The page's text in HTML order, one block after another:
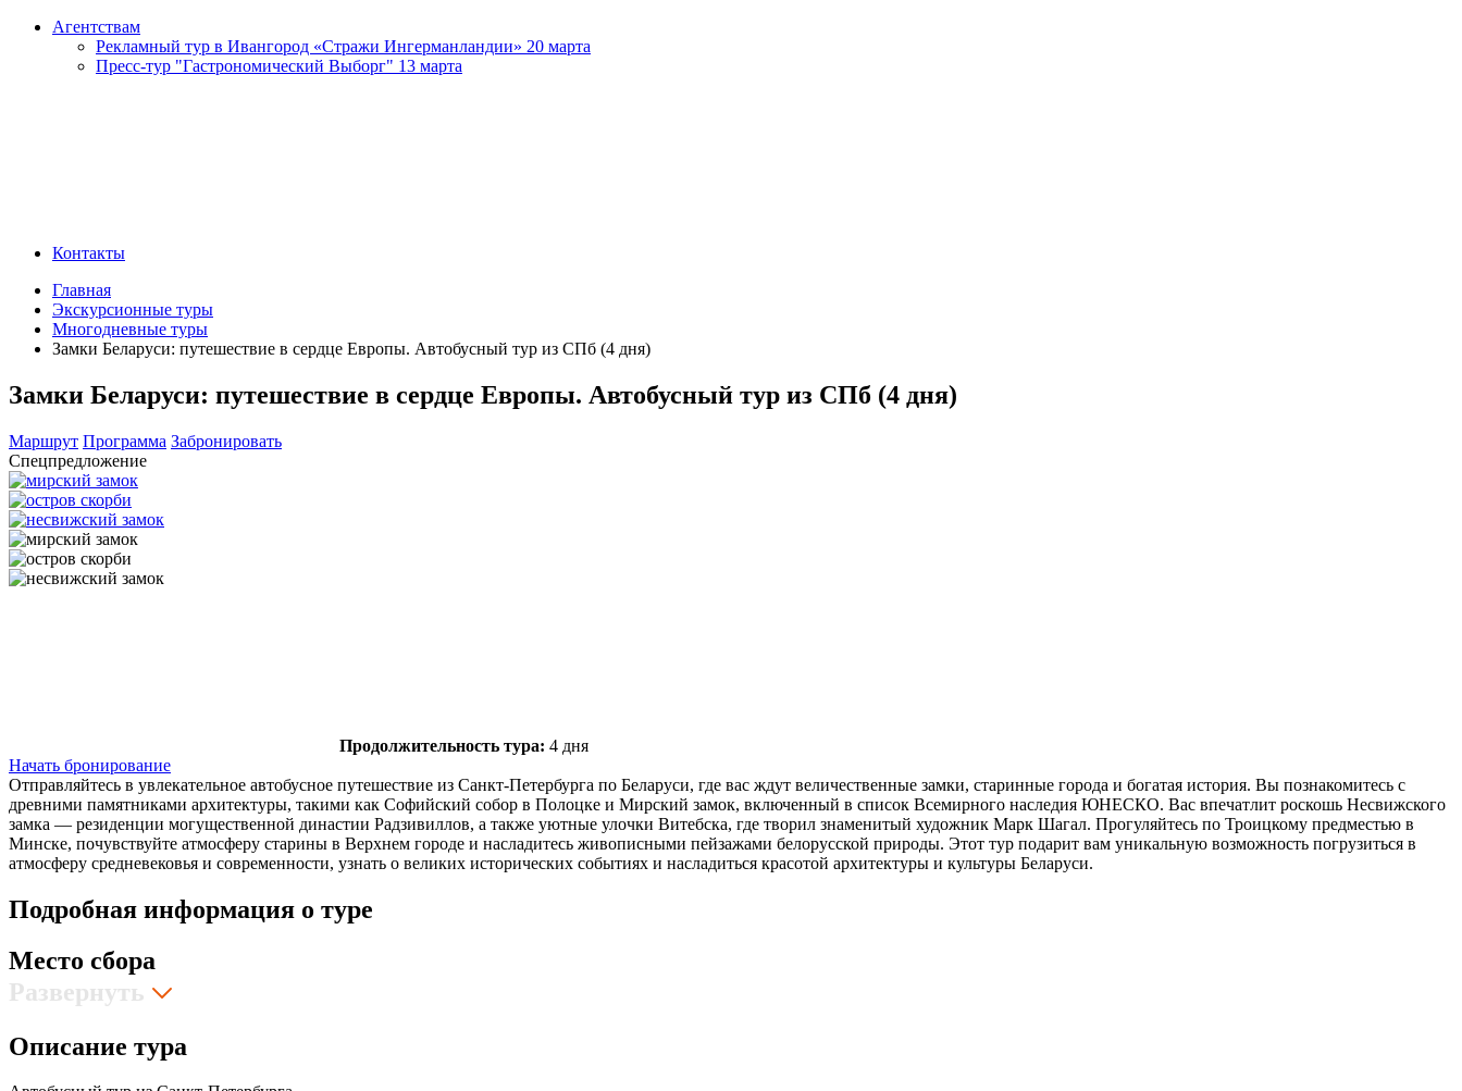
Агентствам
Рекламный тур в Ивангород «Стражи Ингерманландии» 20 марта
Пресс-тур "Гастрономический Выборг" 13 марта
Контакты
Главная
Экскурсионные туры
Многодневные туры
Замки Беларуси: путешествие в сердце Европы. Автобусный тур из СПб (4 дня)
Замки Беларуси: путешествие в сердце Европы. Автобусный тур из СПб (4 дня)
Маршрут Программа Забронировать
Спецпредложение
Продолжительность тура: 4 дня
Начать бронирование
Отправляйтесь в увлекательное автобусное путешествие из Санкт-Петербурга по Беларуси, где вас ждут величественные замки, старинные города и богатая история. Вы познакомитесь с
древними памятниками архитектуры, такими как Софийский собор в Полоцке и Мирский замок, включенный в список Всемирного наследия ЮНЕСКО. Вас впечатлит роскошь Несвижского
замка — резиденции могущественной династии Радзивиллов, а также уютные улочки Витебска, где творил знаменитый художник Марк Шагал. Прогуляйтесь по Троицкому предместью в
Минске, почувствуйте атмосферу старины в Верхнем городе и насладитесь живописными пейзажами белорусской природы. Этот тур подарит вам уникальную возможность погрузиться в
атмосферу средневековья и современности, узнать о великих исторических событиях и насладиться красотой архитектуры и культуры Беларуси.
Подробная информация о туре
Место сбора
Развернуть
Описание тура